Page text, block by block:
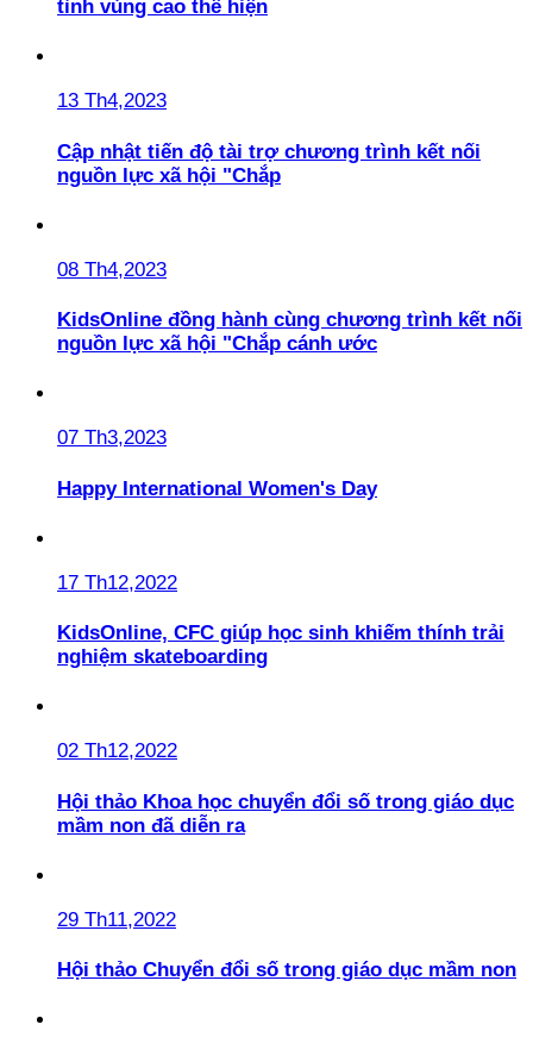
tỉnh vùng cao thể hiện
13 Th4,2023
Cập nhật tiến độ tài trợ chương trình kết nối
nguồn lực xã hội "Chắp
08 Th4,2023
KidsOnline đồng hành cùng chương trình kết nối
nguồn lực xã hội "Chắp cánh ước
07 Th3,2023
Happy International Women's Day
17 Th12,2022
KidsOnline, CFC giúp học sinh khiếm thính trải
nghiệm skateboarding
02 Th12,2022
Hội thảo Khoa học chuyển đổi số trong giáo dục
mầm non đã diễn ra
29 Th11,2022
Hội thảo Chuyển đổi số trong giáo dục mầm non